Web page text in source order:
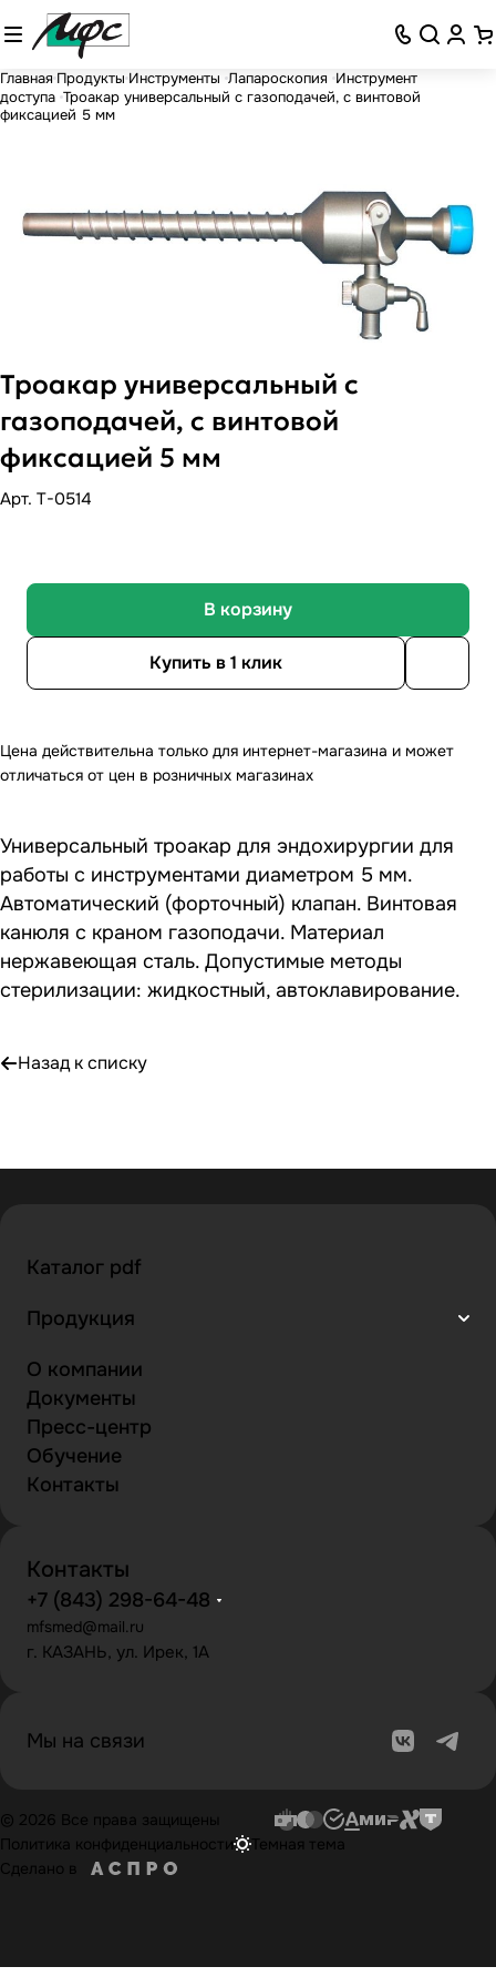
Главная Продукты Инструменты Лапароскопия Инструмент
доступа Троакар универсальный с газоподачей, с винтовой
фиксацией 5 мм
Троакар универсальный с
газоподачей, с винтовой
фиксацией 5 мм
Арт. T-0514
В корзину
Купить в 1 клик
Цена действительна только для интернет-магазина и может
отличаться от цен в розничных магазинах
Универсальный троакар для эндохирургии для
работы с инструментами диаметром 5 мм.
Автоматический (форточный) клапан. Винтовая
канюля с краном газоподачи. Материал
нержавеющая сталь. Допустимые методы
стерилизации: жидкостный, автоклавирование.
Назад к списку
Каталог pdf
Продукция
О компании
Документы
Пресс-центр
Обучение
Контакты
Контакты
+7 (843) 298-64-48
mfsmed@mail.ru
г. КАЗАНЬ, ул. Ирек, 1А
Мы на связи
© 2026 Все права защищены
Политика конфиденциальности
Темная тема
Сделано в